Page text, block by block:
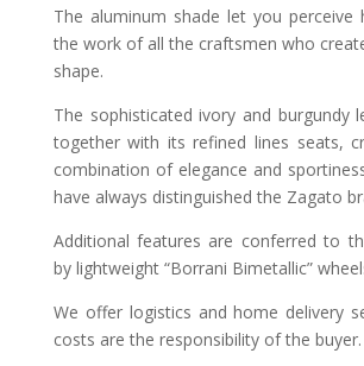
The aluminum shade let you perceive
the work of all the craftsmen who
shape.
The sophisticated ivory and burgundy
together with its refined lines seats,
combination of elegance and
have always distinguished the Zagato
Additional features are conferred to
by lightweight “Borrani Bimetallic”
We offer logistics and home delivery
costs are the responsibility of the buyer.